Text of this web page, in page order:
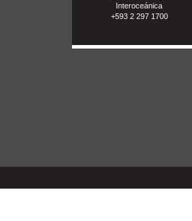
Interoceánica
+593 2 297 1700